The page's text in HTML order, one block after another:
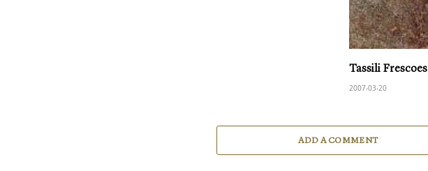
Tassili Frescoes
2007-03-20
ADD A COMMENT